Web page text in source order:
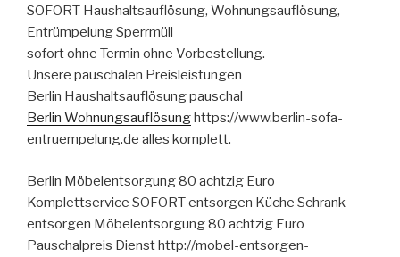
SOFORT Haushaltsauflösung, Wohnungsauflösung,
Entrümpelung Sperrmüll
sofort ohne Termin ohne Vorbestellung.
Unsere pauschalen Preisleistungen
Berlin Haushaltsauflösung pauschal
Berlin Wohnungsauflösunghttps://www.berlin-sofa-
entruempelung.de alles komplett.
Berlin Möbelentsorgung 80 achtzig Euro
Komplettservice SOFORT entsorgen Küche Schrank
entsorgen Möbelentsorgung 80 achtzig Euro
Pauschalpreis Dienst http://mobel-entsorgen-